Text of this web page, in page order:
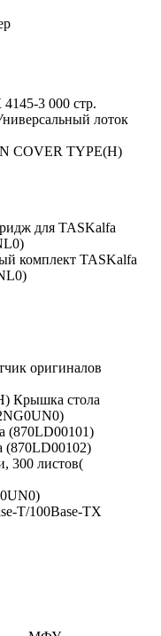
3 000 стр.
лоток
COVER TYPE(H)
для TASKalfa
комплект TASKalfa
оригиналов
стола
300 листов(
T/100Base-TX